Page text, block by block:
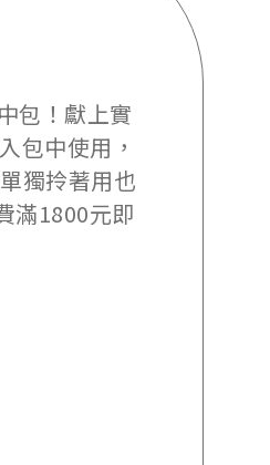
包！獻上實
包中使用，
獨拎著用也
滿1800元即